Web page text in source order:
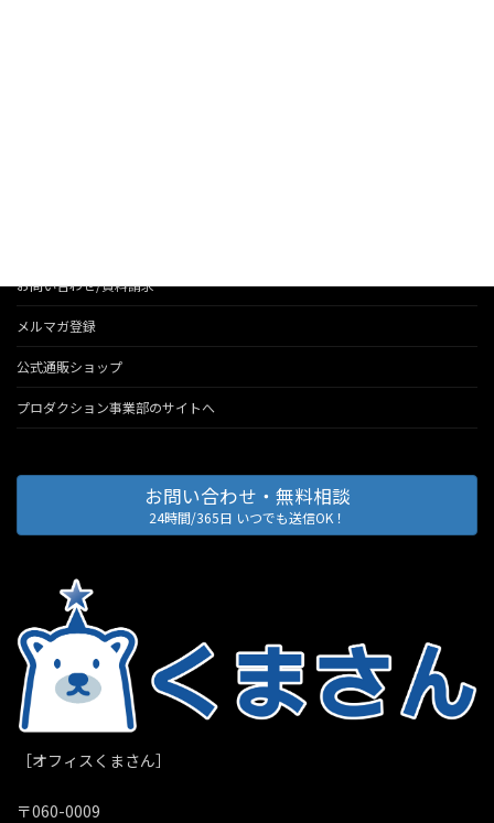
お問い合わせ/資料請求
メルマガ登録
公式通販ショップ
プロダクション事業部のサイトへ
お問い合わせ・無料相談
24時間/365日 いつでも送信OK！
［オフィスくまさん］
〒060-0009